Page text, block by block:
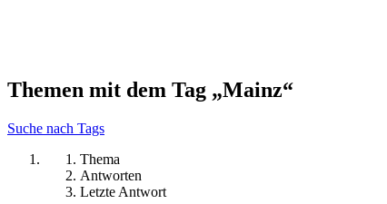
Themen mit dem Tag „Mainz“
Suche nach Tags
Thema
Antworten
Letzte Antwort